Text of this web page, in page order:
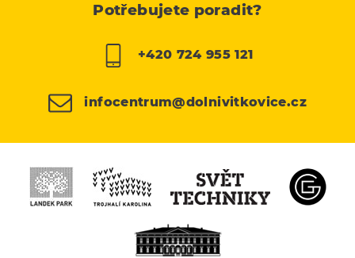
Potřebujete poradit?
+420 724 955 121
infocentrum@dolnivitkovice.cz